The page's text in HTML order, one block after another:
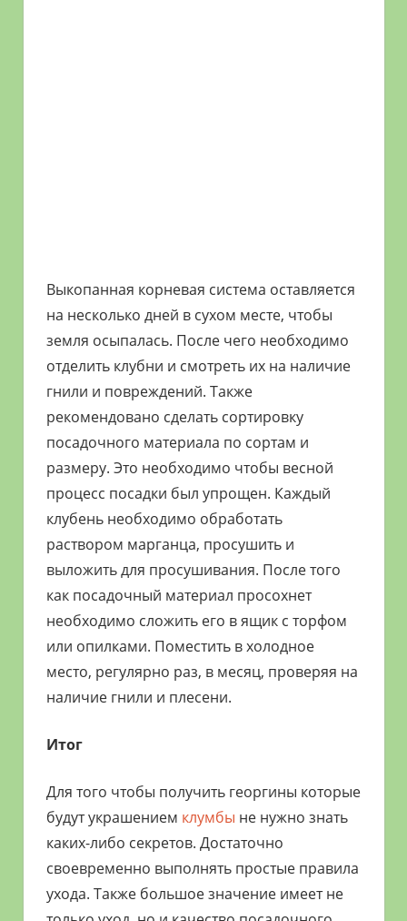
Выкопанная корневая система оставляется
на несколько дней в сухом месте, чтобы
земля осыпалась. После чего необходимо
отделить клубни и смотреть их на наличие
гнили и повреждений. Также
рекомендовано сделать сортировку
посадочного материала по сортам и
размеру. Это необходимо чтобы весной
процесс посадки был упрощен. Каждый
клубень необходимо обработать
раствором марганца, просушить и
выложить для просушивания. После того
как посадочный материал просохнет
необходимо сложить его в ящик с торфом
или опилками. Поместить в холодное
место, регулярно раз, в месяц, проверяя на
наличие гнили и плесени.
Итог
Для того чтобы получить георгины которые
будут украшением клумбы не нужно знать
каких-либо секретов. Достаточно
своевременно выполнять простые правила
ухода. Также большое значение имеет не